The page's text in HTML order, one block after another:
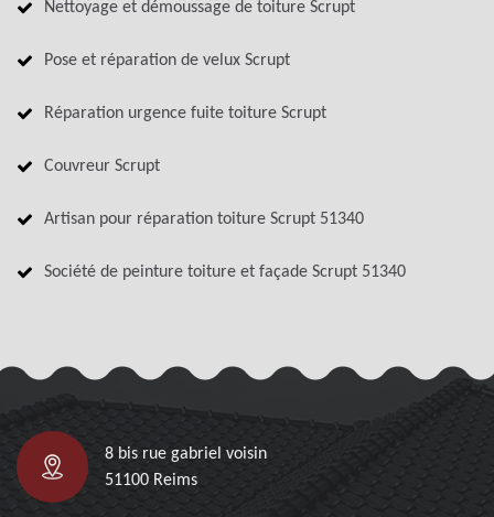
Nettoyage et démoussage de toiture Scrupt
Pose et réparation de velux Scrupt
Réparation urgence fuite toiture Scrupt
Couvreur Scrupt
Artisan pour réparation toiture Scrupt 51340
Société de peinture toiture et façade Scrupt 51340
8 bis rue gabriel voisin
51100 Reims